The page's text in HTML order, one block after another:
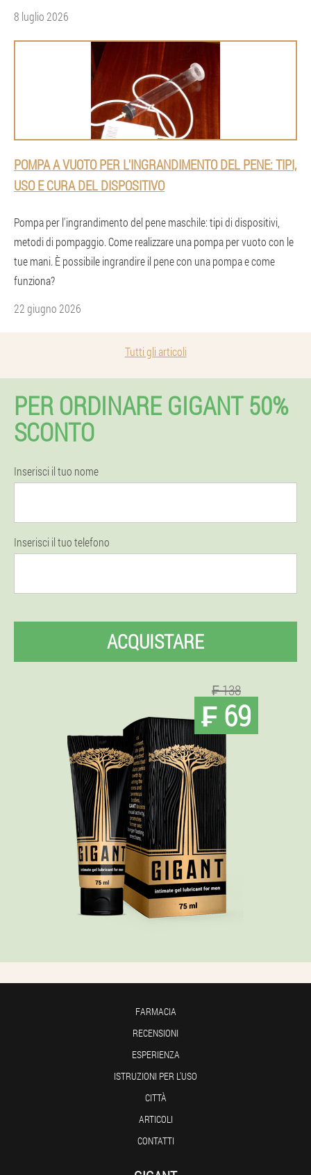
8 luglio 2026
POMPA A VUOTO PER L'INGRANDIMENTO DEL PENE: TIPI,
USO E CURA DEL DISPOSITIVO
Pompa per l'ingrandimento del pene maschile: tipi di dispositivi,
metodi di pompaggio. Come realizzare una pompa per vuoto con le
tue mani. È possibile ingrandire il pene con una pompa e come
funziona?
22 giugno 2026
Tutti gli articoli
PER ORDINARE GIGANT 50%
SCONTO
Inserisci il tuo nome
Inserisci il tuo telefono
ACQUISTARE
₣ 138
₣ 69
FARMACIA
RECENSIONI
ESPERIENZA
ISTRUZIONI PER L'USO
CITTÀ
ARTICOLI
CONTATTI